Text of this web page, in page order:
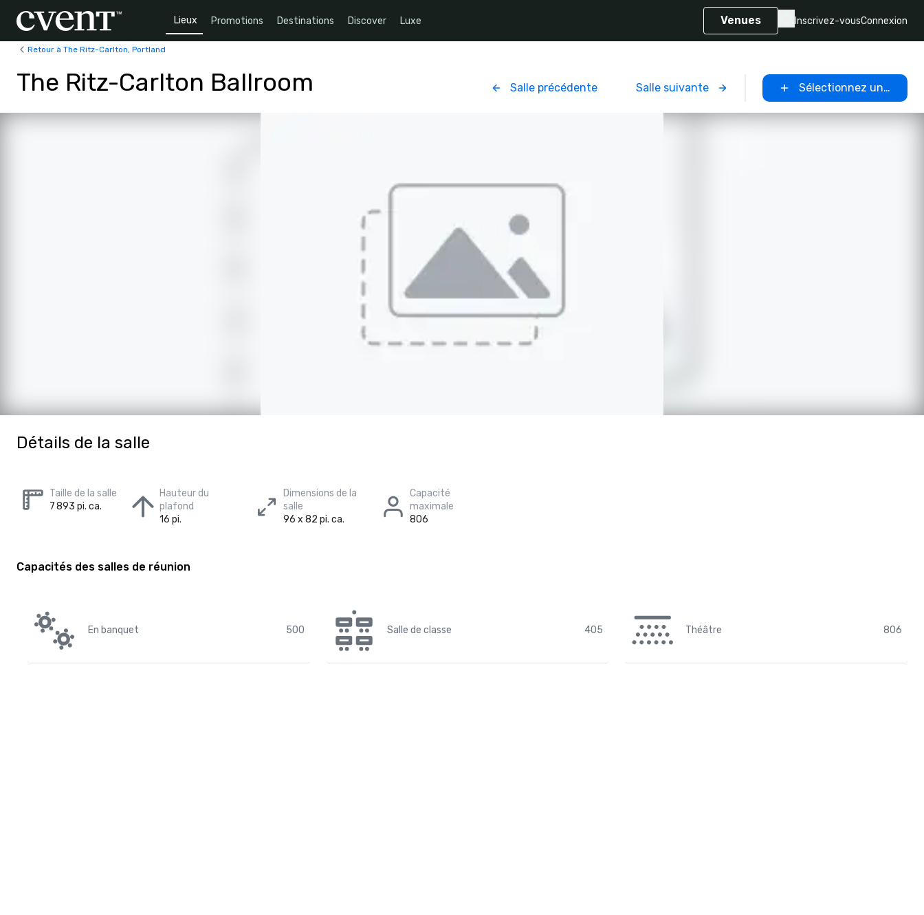
Lieux Promotions Destinations Discover Luxe Venues Inscrivez-vousConnexion
Retour à The Ritz-Carlton, Portland
The Ritz-Carlton Ballroom Salle précédente Salle suivante Sélectionnez un lieu
Détails de la salle
Taille de la salle
7 893 pi. ca.
Hauteur du
plafond
16 pi.
Dimensions de la
salle
96 x 82 pi. ca.
Capacité
maximale
806
Capacités des salles de réunion
En banquet 500 Salle de classe 405 Théâtre 806